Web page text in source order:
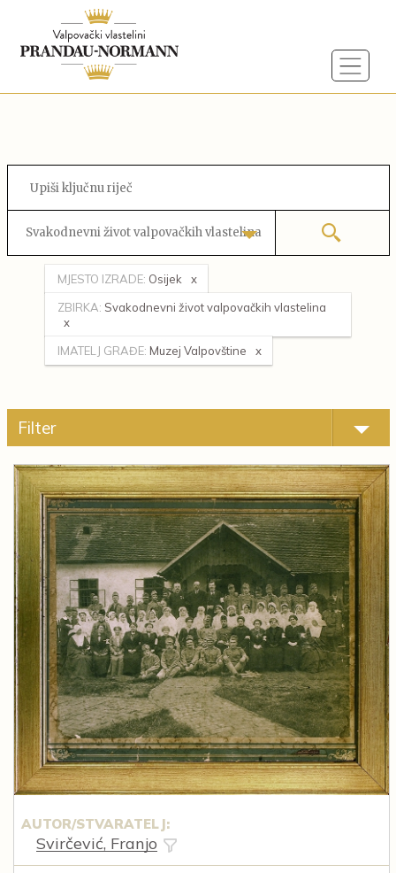
Svakodnevni život valpovačkih vlastelina
MJESTO IZRADE: Osijek
ZBIRKA: Svakodnevni život valpovačkih vlastelina
IMATELJ GRAĐE: Muzej Valpovštine
Filter
AUTOR/STVARATELJ:
Svirčević, Franjo